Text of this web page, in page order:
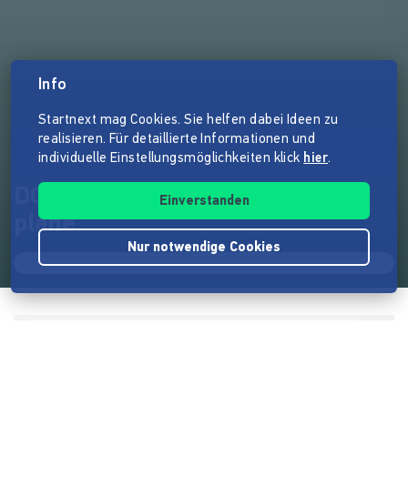
DOMA - A home for a paper
plane
Info
Startnext mag Cookies. Sie helfen dabei Ideen zu
realisieren. Für detaillierte Informationen und
individuelle Einstellungsmöglichkeiten klick hier.
Einverstanden
Nur notwendige Cookies